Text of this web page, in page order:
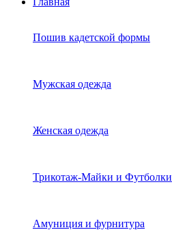
Пошив кадетской формы
Мужская одежда
Женская одежда
Трикотаж-Майки и Футболки
Амуниция и фурнитура